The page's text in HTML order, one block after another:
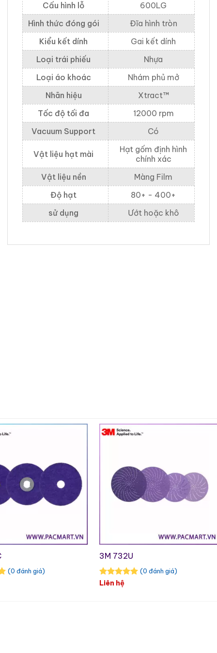
Cấu hình lỗ
600LG
Hình thức đóng gói
Đĩa hình tròn
Kiểu kết dính
Gai kết dính
Loại trái phiếu
Nhựa
Loại áo khoác
Nhám phủ mở
Nhãn hiệu
Xtract™
Tốc độ tối đa
12000 rpm
Vacuum Support
Có
Vật liệu hạt mài
Hạt gốm định hình
chính xác
Vật liệu nền
Màng Film
Độ hạt
80+ - 400+
sử dụng
Ướt hoặc khô
(0 đánh giá)
3M 732U
(0 đánh giá)
Liên hệ